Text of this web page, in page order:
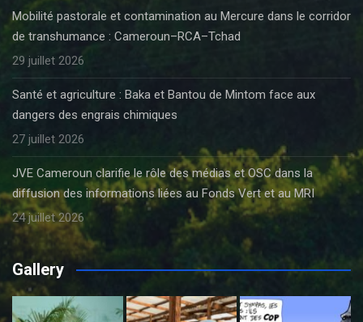
Mobilité pastorale et contamination au Mercure dans le corridor
de transhumance : Cameroun–RCA–Tchad
29 juillet 2026
Santé et agriculture : Baka et Bantou de Mintom face aux
dangers des engrais chimiques
27 juillet 2026
JVE Cameroun clarifie le rôle des médias et OSC dans la
diffusion des informations liées au Fonds Vert et au MRI
24 juillet 2026
Gallery